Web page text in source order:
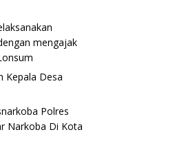
mengajak
Kepala Desa
Polres
Narkoba Di Kota